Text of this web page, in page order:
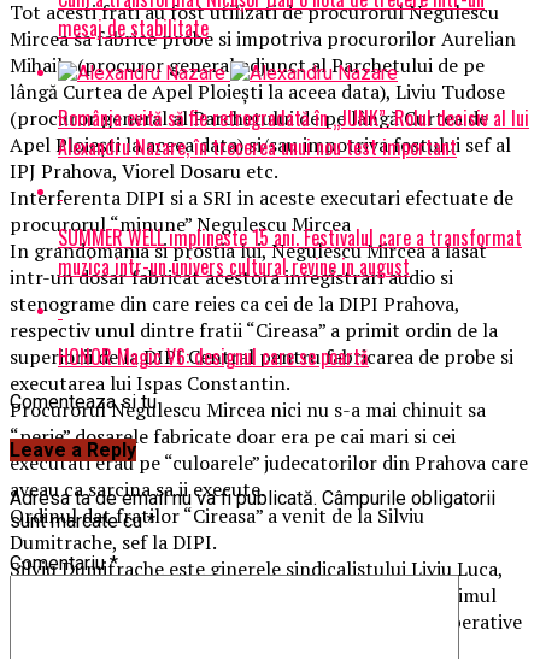
Tot acesti frati au fost utilizati de procurorul Negulescu
Mircea sa fabrice probe si impotriva procurorilor Aurelian
Mihaila (procuror general adjunct al Parchetului de pe
lângă Curtea de Apel Ploiești la aceea data), Liviu Tudose
(procuror general al Parchetului de pe lângă Curtea de
Apel Ploiești la aceea data) si/sau impotriva fostului sef al
IPJ Prahova, Viorel Dosaru etc.
Interferenta DIPI si a SRI in aceste executari efectuate de
procurorul “minune” Negulescu Mircea
In grandomania si prostia lui, Negulescu Mircea a lasat
intr-un dosar fabricat acestora inregistrari audio si
stenograme din care reies ca cei de la DIPI Prahova,
respectiv unul dintre fratii “Cireasa” a primit ordin de la
superiorii de la DIPI Central pentru fabricarea de probe si
executarea lui Ispas Constantin.
Procurorul Negulescu Mircea nici nu s-a mai chinuit sa
“perie” dosarele fabricate doar era pe cai mari si cei
executati erau pe “culoarele” judecatorilor din Prahova care
aveau ca sarcina sa ii execute.
Ordinul dat fratilor “Cireasa” a venit de la Silviu
Dumitrache, sef la DIPI.
Silviu Dumitrache este ginerele sindicalistului Liviu Luca,
care a fost anchetat de către procu¬rorii DNA în primul
dosar de corupție legat de deturnarea fondurilor operative
mesaj de stabilitate
România evită să fie retrogradată în „JUNK”. Rolul decisiv al lui
Alexandru Nazare, în trecerea unui nou test important
SUMMER WELL implineste 15 ani. Festivalul care a transformat
muzica intr-un univers cultural revine in august
HONOR Magic V6: designul care se poartă
Comenteaza si tu
Leave a Reply
Adresa ta de email nu va fi publicată. Câmpurile obligatorii
sunt marcate cu*
Comentariu*